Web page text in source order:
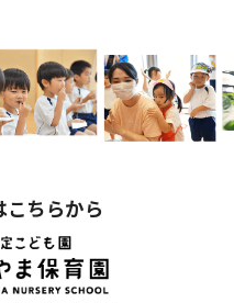
ちらから